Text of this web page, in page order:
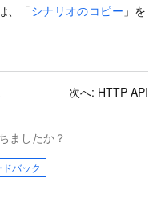
、「シナリオのコピー 」を
次へ: HTTP API
ましたか？
バック